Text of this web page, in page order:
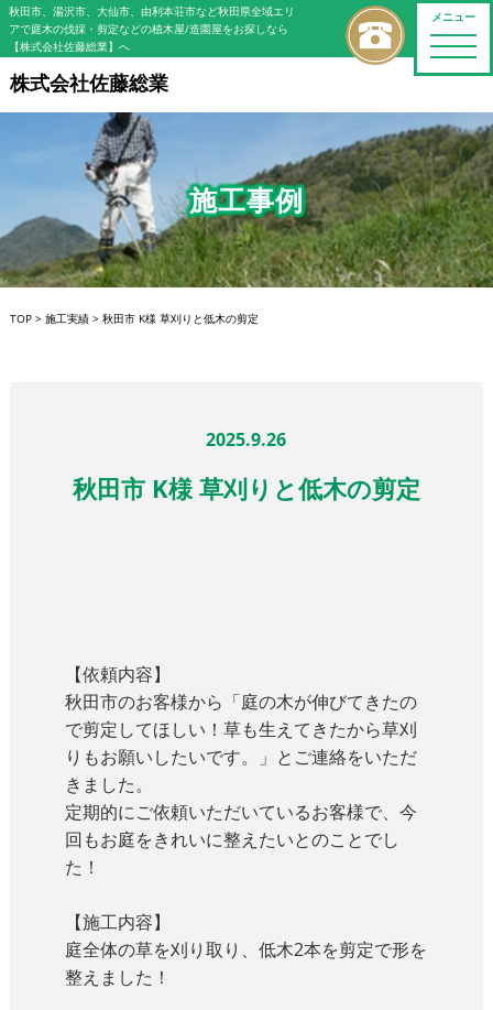
メニュー
toggle
秋田市、湯沢市、大仙市、由利本荘市など秋田県全域エリ
アで庭木の伐採・剪定などの植木屋/造園屋をお探しなら
【株式会社佐藤総業】へ
株式会社佐藤総業
施工事例
TOP> 施工実績> 秋田市 K様 草刈りと低木の剪定
2025.9.26
秋田市 K様 草刈りと低木の剪定
【依頼内容】
秋田市のお客様から「庭の木が伸びてきたの
で剪定してほしい！草も生えてきたから草刈
りもお願いしたいです。」とご連絡をいただ
きました。
定期的にご依頼いただいているお客様で、今
回もお庭をきれいに整えたいとのことでし
た！
【施工内容】
庭全体の草を刈り取り、低木2本を剪定で形を
整えました！